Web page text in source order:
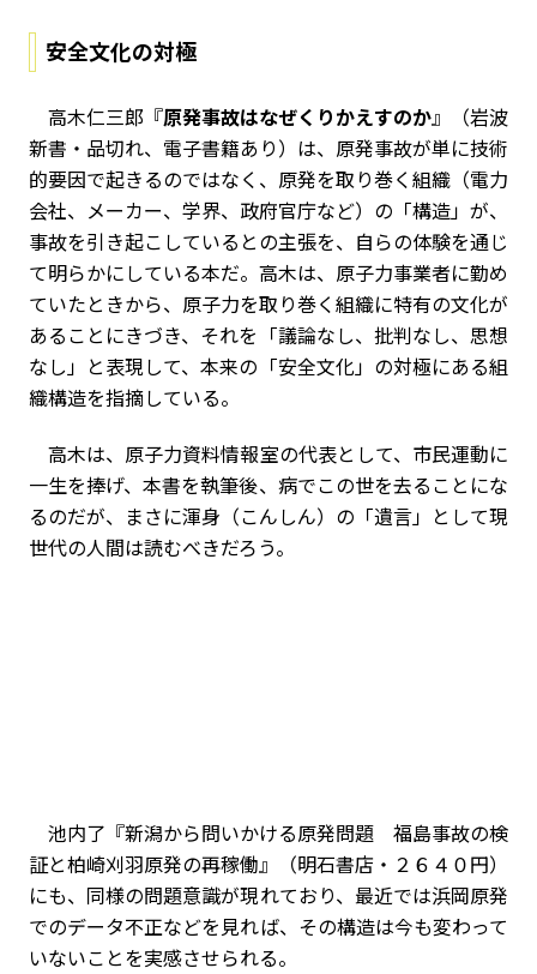
安全文化の対極
高木仁三郎『原発事故はなぜくりかえすのか』（岩波
新書・品切れ、電子書籍あり）は、原発事故が単に技術
的要因で起きるのではなく、原発を取り巻く組織（電力
会社、メーカー、学界、政府官庁など）の「構造」が、
事故を引き起こしているとの主張を、自らの体験を通じ
て明らかにしている本だ。高木は、原子力事業者に勤め
ていたときから、原子力を取り巻く組織に特有の文化が
あることにきづき、それを「議論なし、批判なし、思想
なし」と表現して、本来の「安全文化」の対極にある組
織構造を指摘している。
高木は、原子力資料情報室の代表として、市民運動に
一生を捧げ、本書を執筆後、病でこの世を去ることにな
るのだが、まさに渾身（こんしん）の「遺言」として現
世代の人間は読むべきだろう。
池内了『新潟から問いかける原発問題 福島事故の検
証と柏崎刈羽原発の再稼働』（明石書店・２６４０円）
にも、同様の問題意識が現れており、最近では浜岡原発
でのデータ不正などを見れば、その構造は今も変わって
いないことを実感させられる。